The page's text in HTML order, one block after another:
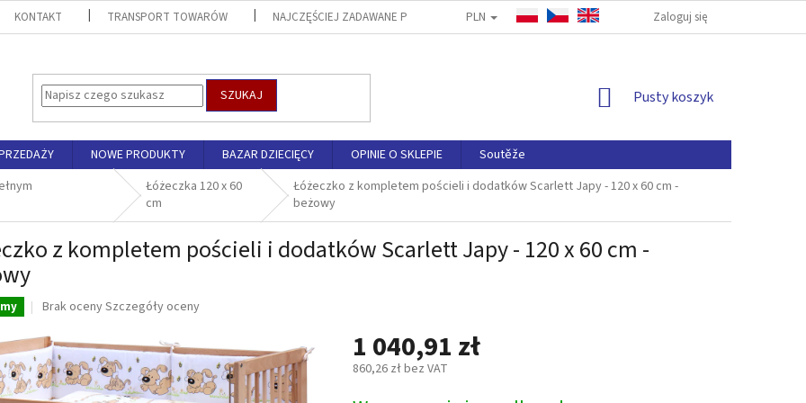
KONTAKT TRANSPORT TOWARÓW NAJCZĘŚCIEJ ZADAWANE PYTANIA ODSTĄPIENIA OD UMOWY NAPISZ DO NAS
PLN Zaloguj się
SZUKAJ KOSZYK
Pusty koszyk
NOWE PRODUKTY BAZAR DZIECIĘCY OPINIE O SKLEPIE Soutěže
Łóżeczka 120 x 60
cm
Łóżeczko z kompletem pościeli i dodatków Scarlett Japy - 120 x 60 cm -
beżowy
z kompletem pościeli i dodatków Scarlett Japy - 120 x 60 cm -
Średnia
produktu
wynosi
0,0
na
Brak ocenySzczegóły oceny
1 040,91 zł
860,26 zł bez VAT